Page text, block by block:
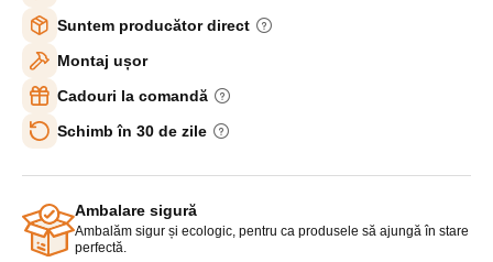
Suntem producător direct
Montaj ușor
Cadouri la comandă
Schimb în 30 de zile
Ambalare sigură
Ambalăm sigur și ecologic, pentru ca produsele să ajungă în stare
perfectă.